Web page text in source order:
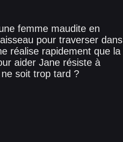
femme maudite en
pour traverser dans
réalise rapidement que la
aider Jane résiste à
soit trop tard ?